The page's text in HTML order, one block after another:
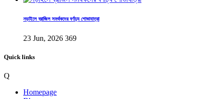
নড়াইলে ব্রাজিল সমর্থকদের বর্ণাঢ্য শোভাযাত্রা
23 Jun, 2026 369
Quick links
Q
Homepage